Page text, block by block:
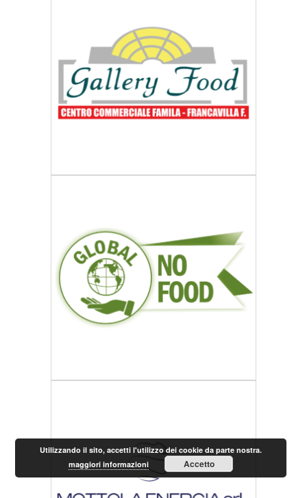
Utilizzando il sito, accetti l'utilizzo dei cookie da parte nostra.
maggiori informazioni
Accetto